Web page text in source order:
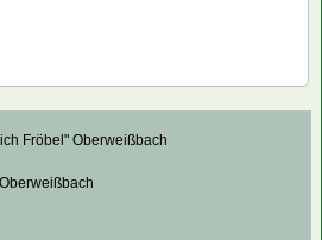
Fröbel" Oberweißbach